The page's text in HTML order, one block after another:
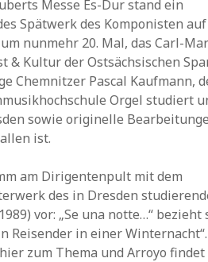
Messe Es-Dur stand ein
Spätwerk des Komponisten auf
nunmehr 20. Mal, das Carl-
Kultur der Ostsächsischen
Chemnitzer Pascal Kaufmann,
Orgel studiert
sowie originelle
ist.
am Dirigentenpult mit dem
des in Dresden
vor: „Se una notte…“ bezieht
Reisender in einer
zum Thema und Arroyo